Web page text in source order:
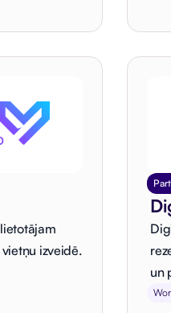
izveidē.
un